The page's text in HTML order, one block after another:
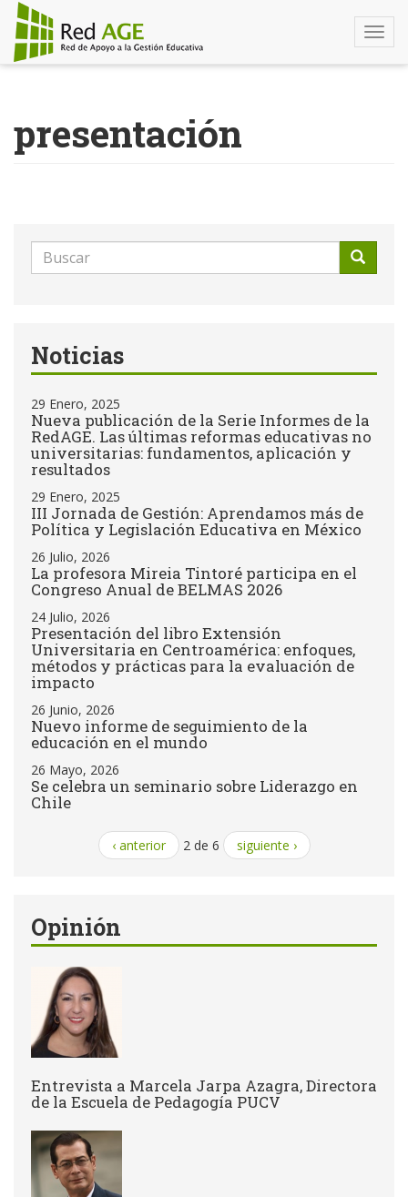
contenido
principal
presentación
Formulario
de
Noticias
29 Enero, 2025
Nueva publicación de la Serie Informes de la
RedAGE. Las últimas reformas educativas no
universitarias: fundamentos, aplicación y
resultados
29 Enero, 2025
III Jornada de Gestión: Aprendamos más de
Política y Legislación Educativa en México
26 Julio, 2026
La profesora Mireia Tintoré participa en el
Congreso Anual de BELMAS 2026
24 Julio, 2026
Presentación del libro Extensión
Universitaria en Centroamérica: enfoques,
métodos y prácticas para la evaluación de
impacto
26 Junio, 2026
Nuevo informe de seguimiento de la
educación en el mundo
26 Mayo, 2026
Se celebra un seminario sobre Liderazgo en
Chile
‹ anterior 2 de 6 siguiente ›
Opinión
Entrevista a Marcela Jarpa Azagra, Directora
de la Escuela de Pedagogía PUCV